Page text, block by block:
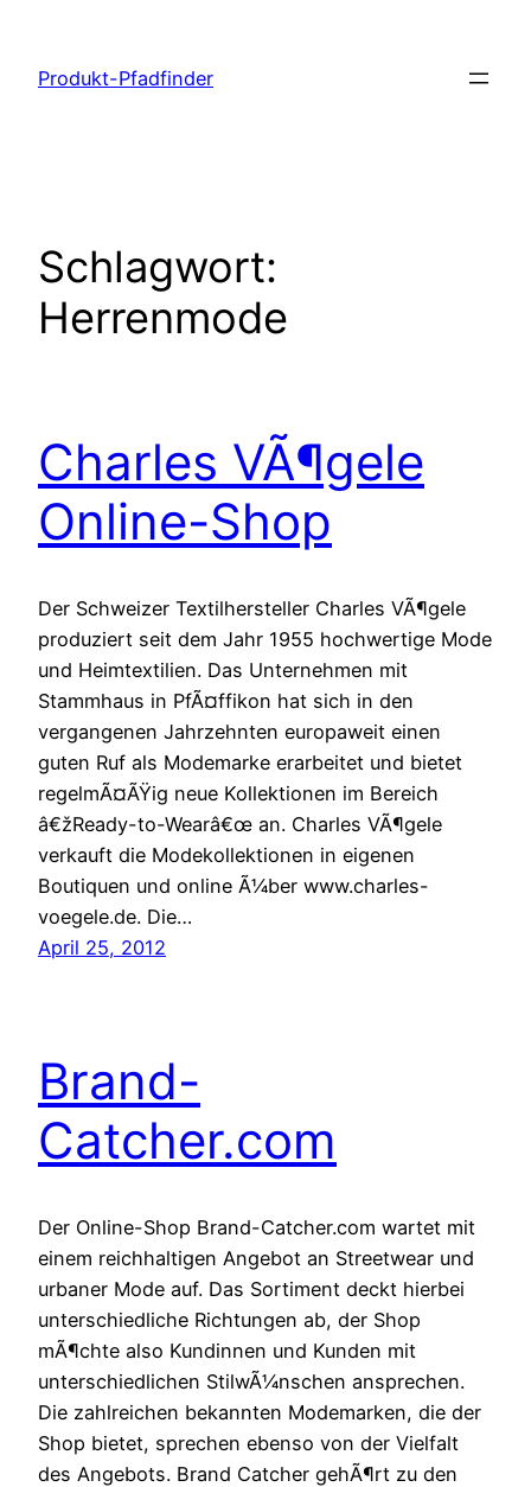
springen
Produkt-Pfadfinder
Schlagwort:
Herrenmode
Charles VÃ¶gele
Online-Shop
Der Schweizer Textilhersteller Charles VÃ¶gele
produziert seit dem Jahr 1955 hochwertige Mode
und Heimtextilien. Das Unternehmen mit
Stammhaus in PfÃ¤ffikon hat sich in den
vergangenen Jahrzehnten europaweit einen
guten Ruf als Modemarke erarbeitet und bietet
regelmÃ¤ÃŸig neue Kollektionen im Bereich
â€žReady-to-Wearâ€œ an. Charles VÃ¶gele
verkauft die Modekollektionen in eigenen
Boutiquen und online Ã¼ber www.charles-
voegele.de. Die…
April 25, 2012
Brand-
Catcher.com
Der Online-Shop Brand-Catcher.com wartet mit
einem reichhaltigen Angebot an Streetwear und
urbaner Mode auf. Das Sortiment deckt hierbei
unterschiedliche Richtungen ab, der Shop
mÃ¶chte also Kundinnen und Kunden mit
unterschiedlichen StilwÃ¼nschen ansprechen.
Die zahlreichen bekannten Modemarken, die der
Shop bietet, sprechen ebenso von der Vielfalt
des Angebots. Brand Catcher gehÃ¶rt zu den